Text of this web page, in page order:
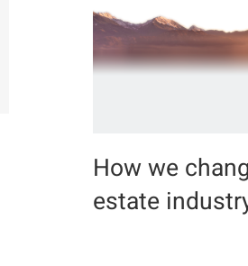
How we
estate
How we
estate